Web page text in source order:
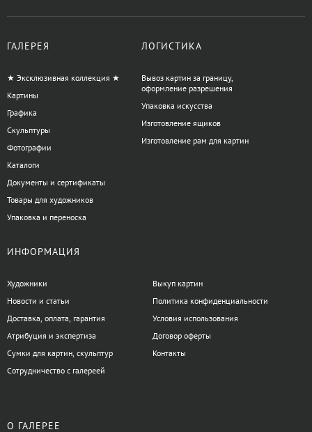
ГАЛЕРЕЯ
★ Эксклюзивная коллекция ★
Картины
Графика
Скульптуры
Фотографии
Каталоги
Документы и сертификаты
Товары для художников
Упаковка и переноска
ЛОГИСТИКА
Вывоз картин за границу,
оформление разрешения
Упаковка искусства
Изготовление ящиков
Изготовление рам для картин
ИНФОРМАЦИЯ
Художники
Новости и статьи
Доставка, оплата, гарантия
Атрибуция и экспертиза
Сумки для картин, скульптур
Сотрудничество с галереей
Выкуп картин
Политика конфиденциальности
Условия использования
Договор оферты
Контакты
О ГАЛЕРЕЕ